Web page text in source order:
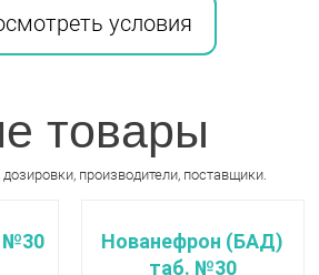
условия
товары
производители, поставщики.
№30
Нованефрон (БАД)
таб. №30